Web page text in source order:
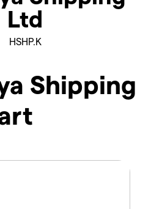
Ltd
HSHP.K
Shipping